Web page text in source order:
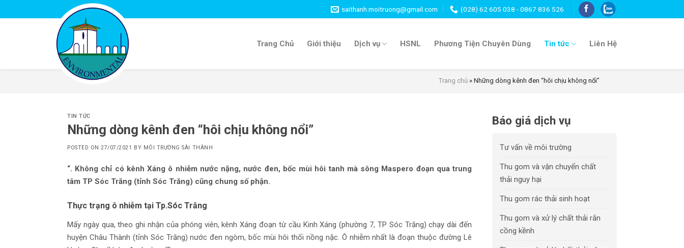
to
saithanh.moitruong@gmail.com (028) 62 605 038 - 0867 836 526
Trang Chủ Giới thiệu Dịch vụ HSNL Phương Tiện Chuyên Dùng Tin tức Liên Hệ
Trang chủ » Những dòng kênh đen “hôi chịu không nổi”
TIN TỨC
Những dòng kênh đen “hôi chịu không nổi”
POSTED ON27/07/2021 BY MÔI TRƯỜNG SÀI THÀNH
“. Không chỉ có kênh Xáng ô nhiễm nước nặng, nước đen, bốc mùi hôi tanh mà sông Maspero đoạn qua trung
tâm TP Sóc Trăng (tỉnh Sóc Trăng) cũng chung số phận.
Thực trạng ô nhiễm tại Tp.Sóc Trăng
Mấy ngày qua, theo ghi nhận của phóng viên, kênh Xáng đoạn từ cầu Kinh Xáng (phường 7, TP Sóc Trăng) chạy dài đến
huyện Châu Thành (tỉnh Sóc Trăng) nước đen ngòm, bốc mùi hôi thối nồng nặc. Ô nhiễm nhất là đoạn thuộc đường Lê
Báo giá dịch vụ
Tư vấn về môi trường
Thu gom và vận chuyển chất
thải nguy hại
Thu gom rác thải sinh hoạt
Thu gom và xử lý chất thải rắn
cồng kềnh